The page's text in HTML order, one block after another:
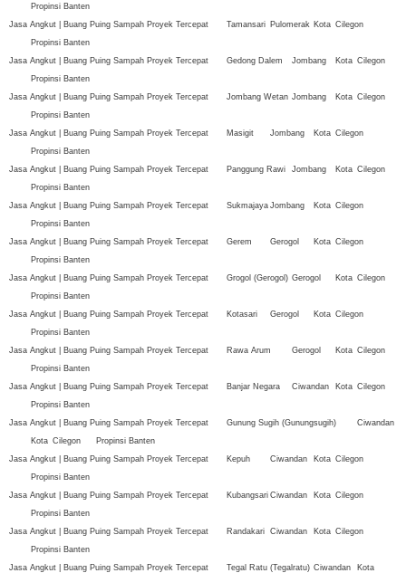
Propinsi Banten
Jasa Angkut | Buang Puing Sampah Proyek Tercepat
Tamansari Pulomerak Kota Cilegon
Propinsi Banten
Jasa Angkut | Buang Puing Sampah Proyek Tercepat
Gedong Dalem Jombang Kota Cilegon
Propinsi Banten
Jasa Angkut | Buang Puing Sampah Proyek Tercepat
Jombang Wetan Jombang Kota Cilegon
Propinsi Banten
Jasa Angkut | Buang Puing Sampah Proyek Tercepat
Masigit Jombang Kota Cilegon
Propinsi Banten
Jasa Angkut | Buang Puing Sampah Proyek Tercepat
Panggung Rawi Jombang Kota Cilegon
Propinsi Banten
Jasa Angkut | Buang Puing Sampah Proyek Tercepat
Sukmajaya Jombang Kota Cilegon
Propinsi Banten
Jasa Angkut | Buang Puing Sampah Proyek Tercepat
Gerem Gerogol Kota Cilegon
Propinsi Banten
Jasa Angkut | Buang Puing Sampah Proyek Tercepat
Grogol (Gerogol) Gerogol Kota Cilegon
Propinsi Banten
Jasa Angkut | Buang Puing Sampah Proyek Tercepat
Kotasari Gerogol Kota Cilegon
Propinsi Banten
Jasa Angkut | Buang Puing Sampah Proyek Tercepat
Rawa Arum Gerogol Kota Cilegon
Propinsi Banten
Jasa Angkut | Buang Puing Sampah Proyek Tercepat
Banjar Negara Ciwandan Kota Cilegon
Propinsi Banten
Jasa Angkut | Buang Puing Sampah Proyek Tercepat
Gunung Sugih (Gunungsugih)
Ciwandan
Kota Cilegon
Propinsi Banten
Jasa Angkut | Buang Puing Sampah Proyek Tercepat
Kepuh Ciwandan Kota Cilegon
Propinsi Banten
Jasa Angkut | Buang Puing Sampah Proyek Tercepat
Kubangsari Ciwandan Kota Cilegon
Propinsi Banten
Jasa Angkut | Buang Puing Sampah Proyek Tercepat
Randakari Ciwandan Kota Cilegon
Propinsi Banten
Jasa Angkut | Buang Puing Sampah Proyek Tercepat
Tegal Ratu (Tegalratu) Ciwandan
Kota